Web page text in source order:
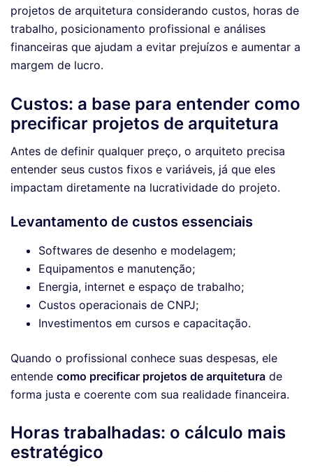
projetos de arquitetura considerando custos, horas de
trabalho, posicionamento profissional e análises
financeiras que ajudam a evitar prejuízos e aumentar a
margem de lucro.
Custos: a base para entender como
precificar projetos de arquitetura
Antes de definir qualquer preço, o arquiteto precisa
entender seus custos fixos e variáveis, já que eles
impactam diretamente na lucratividade do projeto.
Levantamento de custos essenciais
Softwares de desenho e modelagem;
Equipamentos e manutenção;
Energia, internet e espaço de trabalho;
Custos operacionais de CNPJ;
Investimentos em cursos e capacitação.
Quando o profissional conhece suas despesas, ele
entende como precificar projetos de arquitetura de
forma justa e coerente com sua realidade financeira.
Horas trabalhadas: o cálculo mais
estratégico